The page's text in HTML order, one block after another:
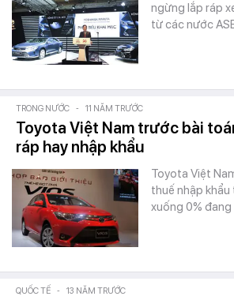
ngừng lắp ráp
từ các nước
TRONG NƯỚC - 11 NĂM TRƯỚC
Toyota Việt Nam trước bài
ráp hay nhập khẩu
Toyota Việt
thuế nhập khẩu
xuống 0%
QUỐC TẾ - 13 NĂM TRƯỚC